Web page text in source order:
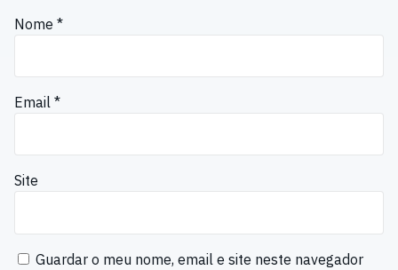
Nome *
Email *
Site
Guardar o meu nome, email e site neste navegador